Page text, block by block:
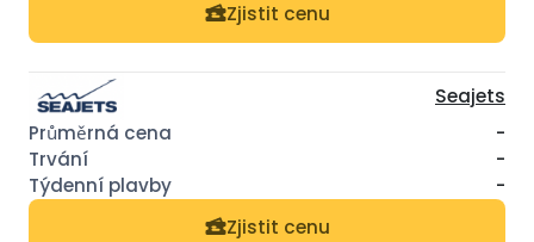
Zjistit cenu
Seajets
-
-
-
Zjistit cenu